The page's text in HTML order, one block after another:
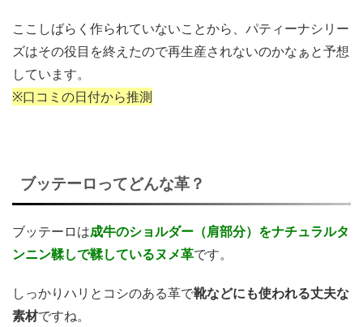
ここしばらく作られていないことから、パティーナシリー
ズはその役目を終えたので再生産されないのかなぁと予想
しています。
※口コミの日付から推測
ブッテーロってどんな革？
ブッテーロは成牛のショルダー（肩部分）をナチュラルタ
ンニン鞣しで鞣しているヌメ革です。
しっかりハリとコシのある革で靴などにも使われる丈夫な
素材ですね。